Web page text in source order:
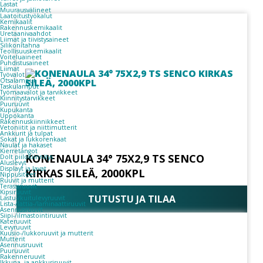
Lastat
Muurausvälineet
Laatoitustyökalut
Kemikaalit
Rakennuskemikaalit
Uretaanivaahdot
Liimat ja tiivistysaineet
Silikonitahna
Teollisuuskemikaalit
Voiteluaineet
Puhdistusaineet
Liimat
Työvalot
Otsalamput
Taskulamput
Työmaavalot ja tarvikkeet
Kiinnitys­tarvikkeet
Puuruuvit
Kupukanta
Uppokanta
Rakennuskiinnikkeet
Vetoniitit ja niittimutterit
Ankkurit ja tulpat
Sokat ja lukkorenkaat
Naulat ja hakaset
Kierretangot
Dolt piilokiinnitys
Aluslevyt
Displayt ja lavat
Nippusiteet
Ruuvit ja mutterit
Terassiruuvit
Kipsiruuvit
Lastu-/kuitulevyruuvit
Lista-/lattia-/laminaattiruuvit
Asennusruuvit
Siipi-/ilmastointiruuvit
Kateruuvit
Levyruuvit
Kuusio-/lukkoruuvit ja mutterit
Mutterit
Asennusruuvit
Puuruuvit
Rakenneruuvit
KONENAULA 34° 75X2,9 TS SENCO
KIRKAS SILEÄ, 2000KPL
TUTUSTU JA TILAA